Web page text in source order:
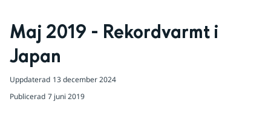
Maj 2019 - Rekordvarmt i
Japan
Uppdaterad 13 december 2024
Publicerad 7 juni 2019